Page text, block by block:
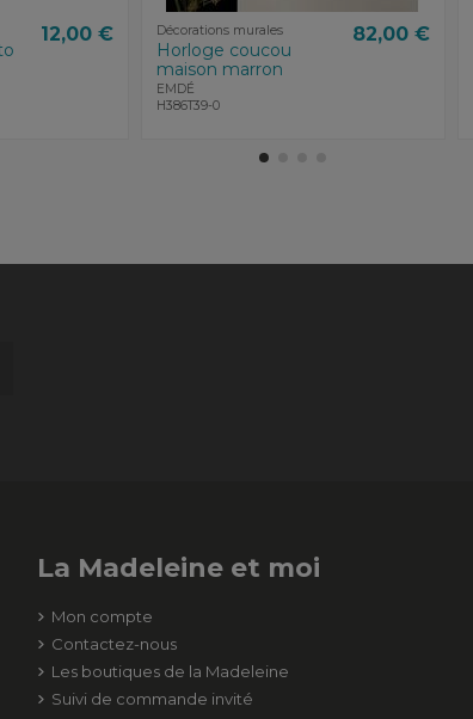
12,00 € Décorations murales
Horloge coucou
maison marron
EMDÉ
H386T39-0
82,00 €
La Madeleine et moi
Mon compte
Contactez-nous
Les boutiques de la Madeleine
Suivi de commande invité